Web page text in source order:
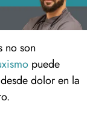
no son
puede
dolor en la